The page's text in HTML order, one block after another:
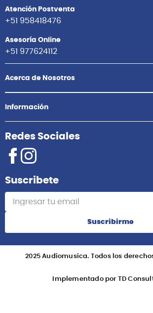
Atención Postventa
+51 958418476
Asesoría Online
+51 977624112
Acerca de Nosotros
Información
Redes Sociales
Suscribete
Suscribirme
2025 Audiomusica. Todos los
Implementado por TD